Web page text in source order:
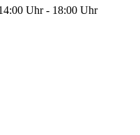
Uhr - 18:00 Uhr